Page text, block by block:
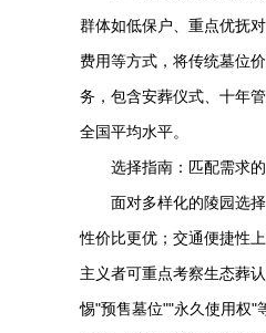
群体如低保户、重点优抚
费用等方式，将传统墓位
务，包含安葬仪式、十年
全国平均水平。
选择指南：匹配需求
面对多样化的陵园选
性价比更优；交通便捷性
主义者可重点考察生态葬
惕"预售墓位""永久使用权"